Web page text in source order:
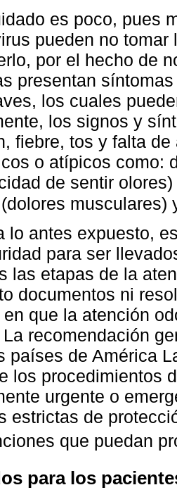
es poco, pues
pueden no
por el hecho de
presentan
los cuales
los signos y
fiebre, tos y falta
o atípicos como:
de sentir
musculares)
lo antes expuesto,
para ser
las etapas de la
documentos ni
en que la atención
recomendación
países de América
los procedimientos
urgente o
estrictas de
que puedan
para los